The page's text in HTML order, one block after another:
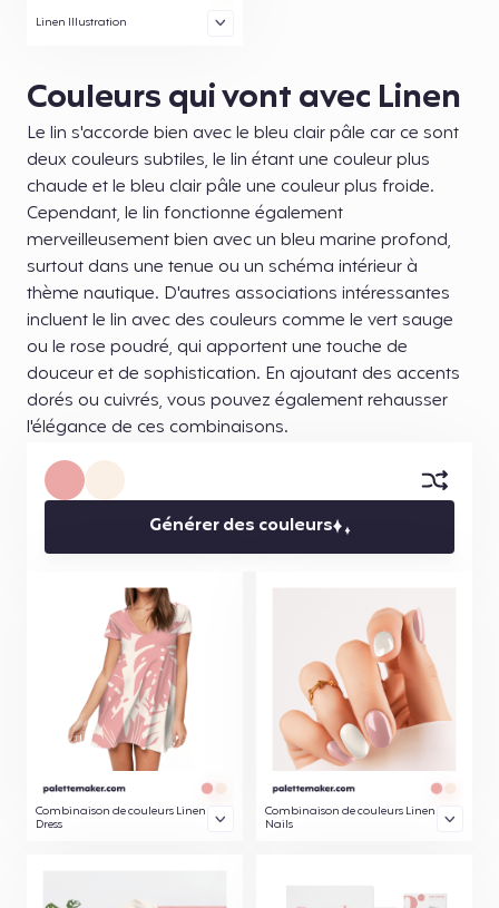
Linen Illustration
Couleurs qui vont avec Linen
Le lin s'accorde bien avec le bleu clair pâle car ce sont
deux couleurs subtiles, le lin étant une couleur plus
chaude et le bleu clair pâle une couleur plus froide.
Cependant, le lin fonctionne également
merveilleusement bien avec un bleu marine profond,
surtout dans une tenue ou un schéma intérieur à
thème nautique. D'autres associations intéressantes
incluent le lin avec des couleurs comme le vert sauge
ou le rose poudré, qui apportent une touche de
douceur et de sophistication. En ajoutant des accents
dorés ou cuivrés, vous pouvez également rehausser
l'élégance de ces combinaisons.
Générer des couleurs
Combinaison de couleurs Linen
Dress
Combinaison de couleurs Linen
Nails